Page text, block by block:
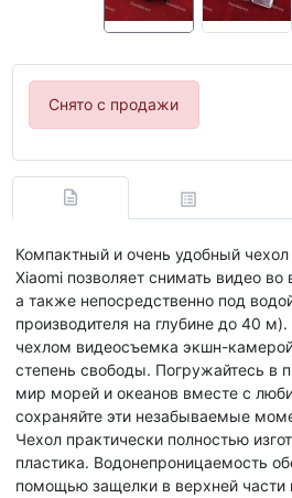
Снято с продажи
Компактный и очень удобный
Xiaomi позволяет снимать видео
а также непосредственно под
производителя на глубине до 40
чехлом видеосъемка экшн-
степень свободы. Погружайтесь в
мир морей и океанов вместе с
сохраняйте эти незабываемые
Чехол практически полностью
пластика. Водонепроницаемость
помощью защелки в верхней части